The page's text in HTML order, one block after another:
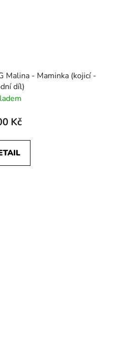
Malina - Maminka (kojicí -
díl)
Kč